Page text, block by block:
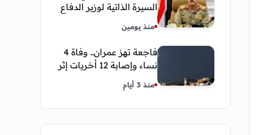
السيرة الذاتية لوزير الدفاع
مناصبه
منذ يومين
فاجعة تهز عمران.. وفاة 4
نساء وإصابة 12 أخريات إثر
صاعقة رعدية خلال مناسبة
اجتماعية
منذ 3 أيام